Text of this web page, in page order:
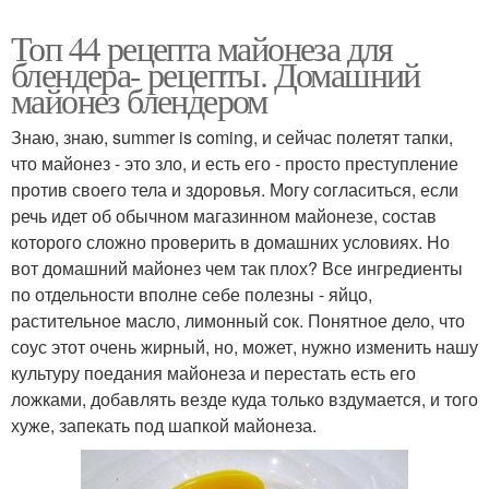
Топ 44 рецепта майонеза для
блендера- рецепты. Домашний
майонез блендером
Знаю, знаю, summer is coming, и сейчас полетят тапки,
что майонез - это зло, и есть его - просто преступление
против своего тела и здоровья. Могу согласиться, если
речь идет об обычном магазинном майонезе, состав
которого сложно проверить в домашних условиях. Но
вот домашний майонез чем так плох? Все ингредиенты
по отдельности вполне себе полезны - яйцо,
растительное масло, лимонный сок. Понятное дело, что
соус этот очень жирный, но, может, нужно изменить нашу
культуру поедания майонеза и перестать есть его
ложками, добавлять везде куда только вздумается, и того
хуже, запекать под шапкой майонеза.